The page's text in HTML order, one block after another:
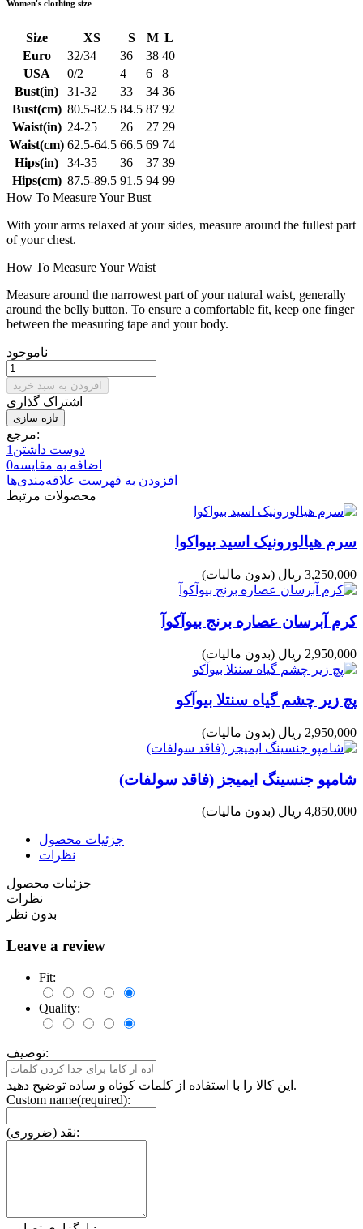
Women's clothing size
Size XS S M L
Euro
32/34 36 38 40
USA
0/2 4 6
8
Bust(in)
31-32 33 34 36
Bust(cm) 80.5-82.5 84.5 87 92
Waist(in) 24-25 26 27 29
Waist(cm) 62.5-64.5 66.5 69 74
Hips(in)
34-35 36 37 39
Hips(cm) 87.5-89.5 91.5 94 99
How To Measure Your Bust
With your arms relaxed at your sides, measure around the fullest part
of your chest.
How To Measure Your Waist
Measure around the narrowest part of your natural waist, generally
around the belly button. To ensure a comfortable fit, keep one finger
between the measuring tape and your body.
ناموجود
افزودن به سبد خرید
اشتراک گذاری
مرجع:
دوست داشتن 1
اضافه به مقایسه0
افزودن به فهرست علاقه‌مندی‌ها
محصولات مرتبط
سرم هیالورونیک اسید بیواکوا
3,250,000 ریال (بدون مالیات)
کرم آبرسان عصاره برنج بیوآکوآ
2,950,000 ریال (بدون مالیات)
پچ زیر چشم گیاه سنتلا بیوآکو
2,950,000 ریال (بدون مالیات)
شامپو جنسینگ ایمیجز (فاقد سولفات)
4,850,000 ریال (بدون مالیات)
جزئیات محصول
نظرات
جزئیات محصول
نظرات
بدون نظر
Leave a review
Fit:
Quality:
توصیف:
این کالا را با استفاده از کلمات کوتاه و ساده توضیح دهید.
Custom name(required):
نقد (ضروری):